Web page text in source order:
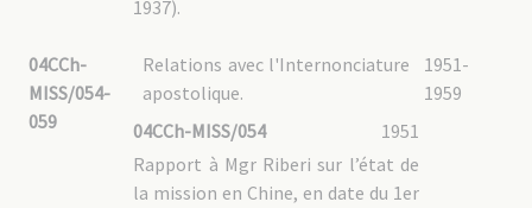
1937).
04CCh-
MISS/054-
059
1951-
1959
Relations avec l'Internonciature
apostolique.
04CCh-MISS/054
1951
Rapport à Mgr Riberi sur l’état de
la mission en Chine, en date du 1er